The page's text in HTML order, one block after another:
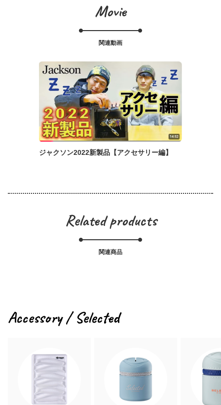
Movie
関連動画
ジャクソン2022新製品【アクセサリー編】
Related products
関連商品
Accessory / Selected